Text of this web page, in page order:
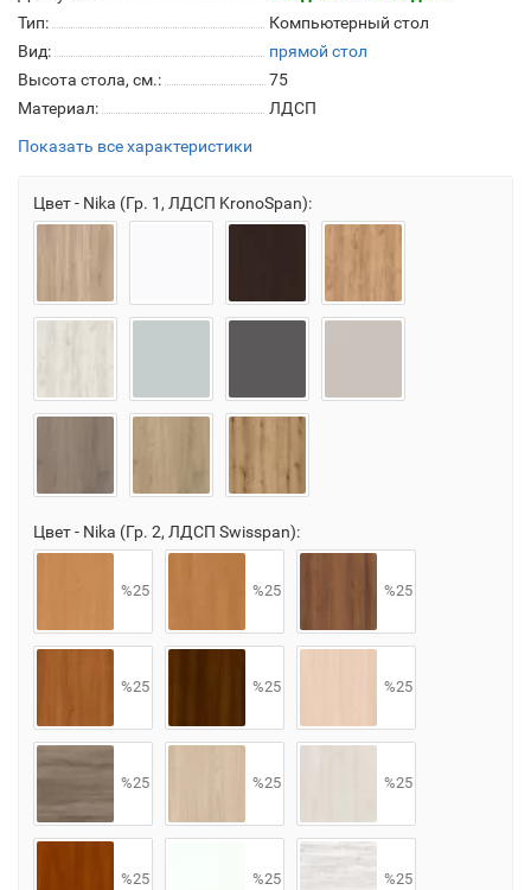
Тип:
Компьютерный стол
Вид:
прямой стол
Высота стола, см.:
75
Материал:
ЛДСП
Показать все характеристики
Цвет - Nika (Гр. 1, ЛДСП KronoSpan):
Цвет - Nika (Гр. 2, ЛДСП Swisspan):
%25 %25 %25
%25 %25 %25
%25 %25 %25
%25 %25 %25